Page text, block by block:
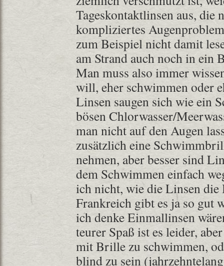
Tageskontaktlinsen aus, die
kompliziertes
zum Beispiel nicht damit
am Strand auch noch in ein
Man muss also immer
will, eher schwimmen oder
Linsen saugen sich wie ein
bösen Chlorwasser/
man nicht auf den Augen
zusätzlich eine
nehmen, aber besser sind
dem Schwimmen einfach
ich nicht, wie die Linsen die
Frankreich gibt es ja so gut
ich denke Einmallinsen
teurer Spaß ist es leider,
mit Brille zu schwimmen,
blind zu sein